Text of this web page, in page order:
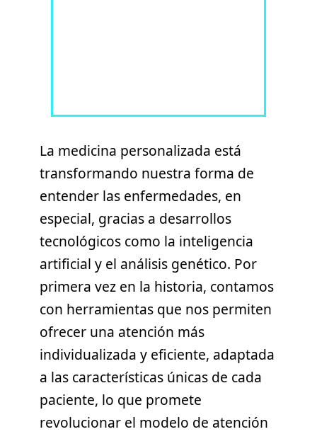
La medicina personalizada está
transformando nuestra forma de
entender las enfermedades, en
especial, gracias a desarrollos
tecnológicos como la inteligencia
artificial y el análisis genético. Por
primera vez en la historia, contamos
con herramientas que nos permiten
ofrecer una atención más
individualizada y eficiente, adaptada
a las características únicas de cada
paciente, lo que promete
revolucionar el modelo de atención